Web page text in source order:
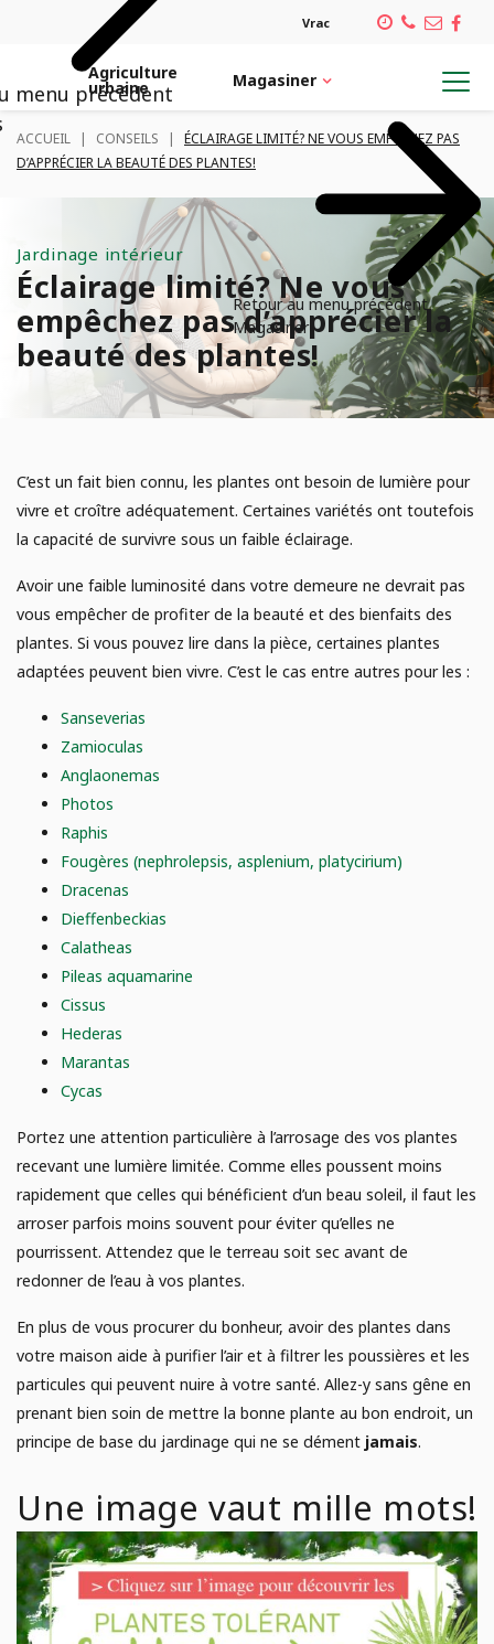
menu précédent
Vrac
Agriculture
urbaine Magasiner
Retour au menu précédent
Magasiner
MAGASINER
PLANTES TROPICALES
POTS DÉCORATIFS CONTENANTS
ORNITHOLOGIE
AGRICULTURE URBAINE
JARDINAGE
POTAGER
SERVICES
Architecte paysagiste
Verdissement de bureau
Confection de pots
Aménagement de plate-bande
Analyse de sol
Campagne de financement
Poules
INSPIRATION
Plantes et pots
CARRIÈRES
Notre équipe
Emplois
ACCUEIL | CONSEILS |
ÉCLAIRAGE LIMITÉ? NE VOUS EMPÊCHEZ PAS
D’APPRÉCIER LA BEAUTÉ DES PLANTES!
Jardinage intérieur
Éclairage limité? Ne vous
empêchez pas d’apprécier la
beauté des plantes!
C’est un fait bien connu, les plantes ont besoin de lumière pour
vivre et croître adéquatement. Certaines variétés ont toutefois
la capacité de survivre sous un faible éclairage.
Avoir une faible luminosité dans votre demeure ne devrait pas
vous empêcher de profiter de la beauté et des bienfaits des
plantes. Si vous pouvez lire dans la pièce, certaines plantes
adaptées peuvent bien vivre. C’est le cas entre autres pour les :
Sanseverias
Zamioculas
Anglaonemas
Photos
Raphis
Fougères (nephrolepsis, asplenium, platycirium)
Dracenas
Dieffenbeckias
Calatheas
Pileas aquamarine
Cissus
Hederas
Marantas
Cycas
Portez une attention particulière à l’arrosage des vos plantes
recevant une lumière limitée. Comme elles poussent moins
rapidement que celles qui bénéficient d’un beau soleil, il faut les
arroser parfois moins souvent pour éviter qu’elles ne
pourrissent. Attendez que le terreau soit sec avant de
redonner de l’eau à vos plantes.
En plus de vous procurer du bonheur, avoir des plantes dans
votre maison aide à purifier l’air et à filtrer les poussières et les
particules qui peuvent nuire à votre santé. Allez-y sans gêne en
prenant bien soin de mettre la bonne plante au bon endroit, un
principe de base du jardinage qui ne se dément jamais.
Une image vaut mille mots!